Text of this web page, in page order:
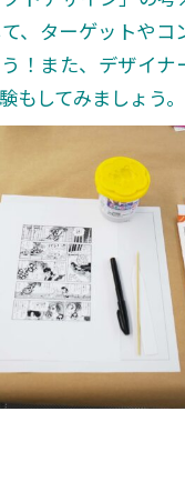
、ターゲットやコ
！また、デザイナ
もしてみましょう。